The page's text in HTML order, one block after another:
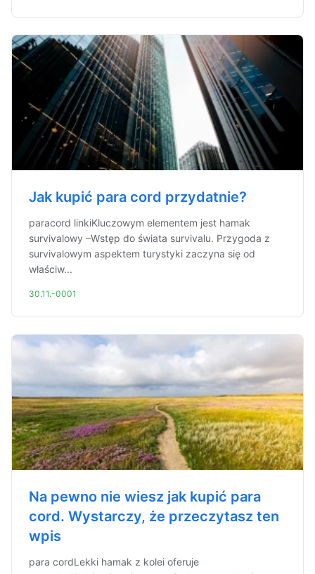
Jak kupić para cord przydatnie?
paracord linkiKluczowym elementem jest hamak
survivalowy –Wstęp do świata survivalu. Przygoda z
survivalowym aspektem turystyki zaczyna się od
właściw...
30.11.-0001
Na pewno nie wiesz jak kupić para
cord. Wystarczy, że przeczytasz ten
wpis
para cordLekki hamak z kolei oferuje